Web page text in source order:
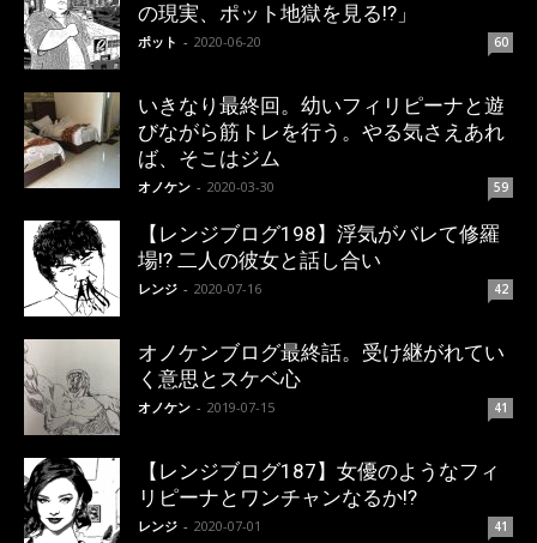
の現実、ポット地獄を見る!?」
ポット - 2020-06-20 60
いきなり最終回。幼いフィリピーナと遊
びながら筋トレを行う。やる気さえあれ
ば、そこはジム
オノケン - 2020-03-30 59
【レンジブログ198】浮気がバレて修羅
場!? 二人の彼女と話し合い
レンジ - 2020-07-16 42
オノケンブログ最終話。受け継がれてい
く意思とスケベ心
オノケン - 2019-07-15 41
【レンジブログ187】女優のようなフィ
リピーナとワンチャンなるか!?
レンジ - 2020-07-01 41